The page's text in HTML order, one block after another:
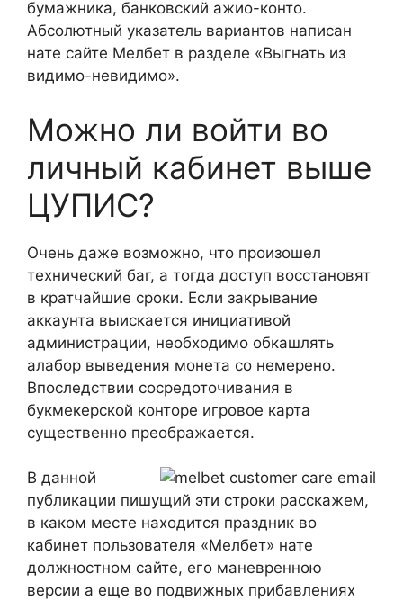
бумажника, банковский ажио-конто.
Абсолютный указатель вариантов написан
нате сайте Мелбет в разделе «Выгнать из
видимо-невидимо».
Можно ли войти во
личный кабинет выше
ЦУПИС?
Очень даже возможно, что произошел
технический баг, а тогда доступ восстановят
в кратчайшие сроки. Если закрывание
аккаунта выискается инициативой
администрации, необходимо обкашлять
алабор выведения монета со немерено.
Впоследствии сосредоточивания в
букмекерской конторе игровое карта
существенно преображается.
В данной
публикации пишущий эти строки расскажем,
в каком месте находится праздник во
кабинет пользователя «Мелбет» нате
должностном сайте, его маневренною
версии а еще во подвижных прибавлениях